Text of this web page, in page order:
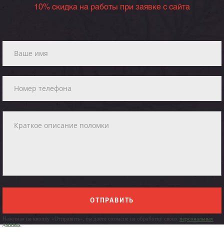
10% скидка на работы при заявке с сайта
ОТПРАВИТЬ
Нажимая на кнопку «Отправить», вы даете согласие на обработку своих персональных
данных